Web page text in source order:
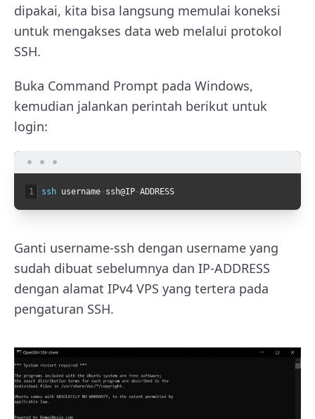
dipakai, kita bisa langsung memulai koneksi
untuk mengakses data web melalui protokol
SSH.
Buka Command Prompt pada Windows,
kemudian jalankan perintah berikut untuk
login:
1 ssh username-ssh@IP-ADDRESS
Ganti username-ssh dengan username yang
sudah dibuat sebelumnya dan IP-ADDRESS
dengan alamat IPv4 VPS yang tertera pada
pengaturan SSH.